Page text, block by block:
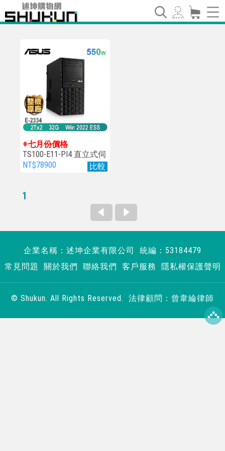
比較
※七月份價格
TS100-E11-PI4 直立式伺
服器
NT$78900
1
企業名稱：述坤企業有限公司 統編：53184479
常見問題
關於我們 聯絡我們 客戶服務 隱私權保護聲明
© Shukun. All Rights Reserved. 法律顧問：曾韋綸律師